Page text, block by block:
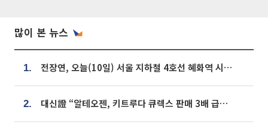
많이 본 뉴스
1. 전장연, 오늘(10일) 서울 지하철 4호선 혜화역 시위…1호선 용산역 무정차
2. 대신證 “알테오젠, 키트루다 큐렉스 판매 3배 급증…목표가 41만원 상향”